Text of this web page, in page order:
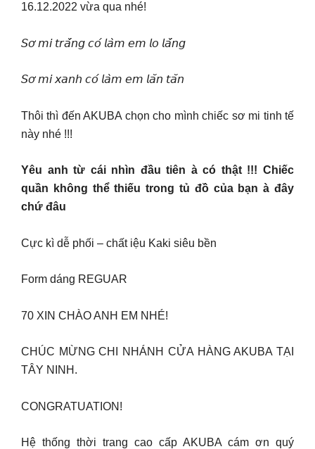
16.12.2022 vừa qua nhé!
𝘚𝘰̛ 𝘮𝘪 𝘵𝘳𝘢̆́𝘯𝘨 𝘤𝘰́ 𝘭𝘢̀𝘮 𝘦𝘮 𝘭𝘰 𝘭𝘢̆́𝘯𝘨
𝘚𝘰̛ 𝘮𝘪 𝘹𝘢𝘯𝘩 𝘤𝘰́ 𝘭𝘢̀𝘮 𝘦𝘮 𝘭𝘢̆𝘯 𝘵𝘢̆𝘯
Thôi thì đến AKUBA chọn cho mình chiếc sơ mi tinh tế
này nhé !!!
Yêu anh từ cái nhìn đầu tiên à có thật !!! Chiếc
quần không thể thiếu trong tủ đồ của bạn à đây
chứ đâu
Cực kì dễ phối – chất iệu Kaki siêu bền
Form dáng REGUAR
70 XIN CHÀO ANH EM NHÉ!
CHÚC MỪNG CHI NHÁNH CỬA HÀNG AKUBA TẠI
TÂY NINH.
CONGRATUATION!
Hệ thống thời trang cao cấp AKUBA cám ơn quý